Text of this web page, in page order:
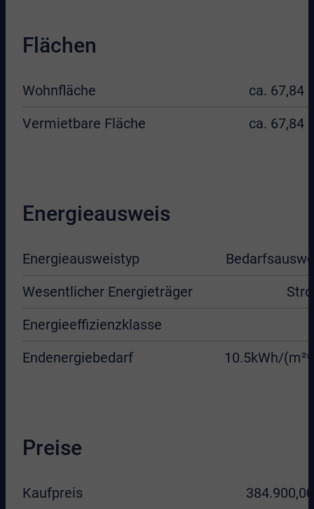
Flächen
Wohnfläche
ca. 67,84
Vermietbare Fläche
ca. 67,84
Energieausweis
Energieausweistyp
Wesentlicher Energieträger
Energieeffizienzklasse
Endenergiebedarf
10.5kWh/
Preise
Kaufpreis